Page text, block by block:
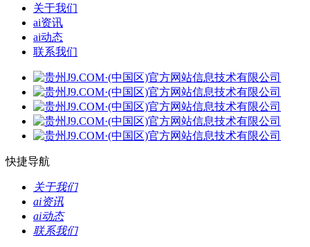
关于我们
ai资讯
ai动态
联系我们
快捷导航
关于我们
ai资讯
ai动态
联系我们